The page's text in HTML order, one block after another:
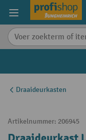
content
Draaideurkasten
Artikelnummer: 206945